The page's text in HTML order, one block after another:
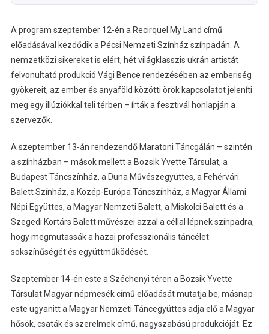
A program szeptember 12-én a Recirquel My Land című
előadásával kezdődik a Pécsi Nemzeti Színház színpadán. A
nemzetközi sikereket is elért, hét világklasszis ukrán artistát
felvonultató produkció Vági Bence rendezésében az emberiség
gyökereit, az ember és anyaföld közötti örök kapcsolatot jeleníti
meg egy illúziókkal teli térben – írták a fesztivál honlapján a
szervezők.
A szeptember 13-án rendezendő Maratoni Táncgálán – szintén
a színházban – mások mellett a Bozsik Yvette Társulat, a
Budapest Táncszínház, a Duna Művészegyüttes, a Fehérvári
Balett Színház, a Közép-Európa Táncszínház, a Magyar Állami
Népi Együttes, a Magyar Nemzeti Balett, a Miskolci Balett és a
Szegedi Kortárs Balett művészei azzal a céllal lépnek színpadra,
hogy megmutassák a hazai professzionális táncélet
sokszínűségét és együttműködését.
Szeptember 14-én este a Széchenyi téren a Bozsik Yvette
Társulat Magyar népmesék című előadását mutatja be, másnap
este ugyanitt a Magyar Nemzeti Táncegyüttes adja elő a Magyar
hősök, csaták és szerelmek című, nagyszabású produkcióját. Ez